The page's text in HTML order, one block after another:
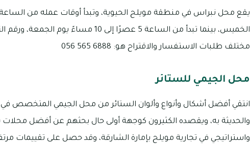
الخميس، بينما تبدأ من الساعة 5 عصرًا
مختلف طلبات الاستفسار والاقتراح هو: 6888 565 056
محل الجيمي للستائر
انتقي أفضل أشكال وأنواع وألوان الستائر من محل الجيمي المتخصص في
والحديثة به، ويقصده الكثيرون كوجهة أولى حال بحثهم عن أفضل محلات
واستراتيجي في تجارية مويلح بإمارة الشارقة، وقد حصل على تقييمات